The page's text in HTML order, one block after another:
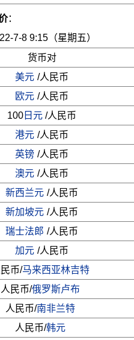
：
8 9:15（星期五）
货币对
美元 /人民币
欧元 /人民币
100日元 /人民币
港元 /人民币
英镑 /人民币
澳元 /人民币
新西兰元 /人民币
新加坡元 /人民币
瑞士法郎 /人民币
加元 /人民币
币/马来西亚林吉特
人民币/俄罗斯卢布
人民币/南非兰特
人民币/韩元